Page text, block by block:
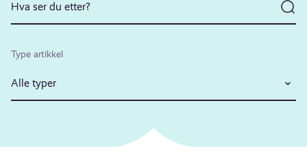
Type artikkel
Alle typer